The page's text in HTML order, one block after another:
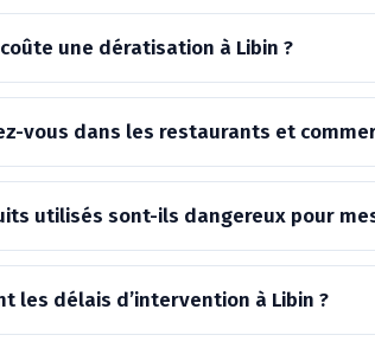
une dératisation à Libin ?
vous dans les restaurants et
utilisés sont-ils dangereux pour
les délais d’intervention à Libin ?